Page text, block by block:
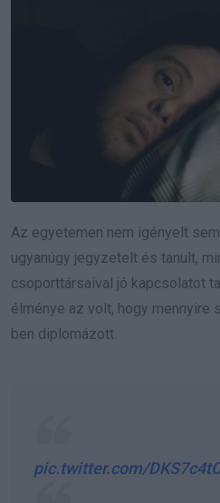
Az egyetemen nem igényelt
ugyanúgy jegyzetelt és tanult,
csoporttársaival jó kapcsolatot
élménye az volt, hogy mennyire
ben diplomázott.
pic.twitter.com/